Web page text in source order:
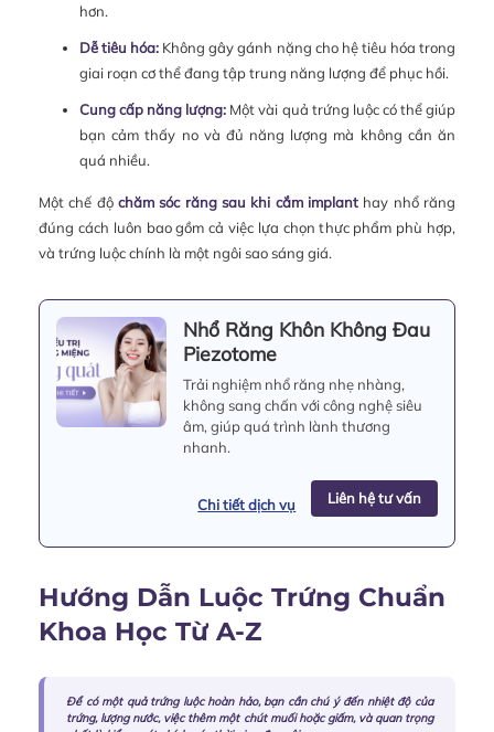
hơn.
Dễ tiêu hóa: Không gây gánh nặng cho hệ tiêu hóa trong
giai roạn cơ thể đang tập trung năng lượng để phục hồi.
Cung cấp năng lượng: Một vài quả trứng luộc có thể giúp
bạn cảm thấy no và đủ năng lượng mà không cần ăn
quá nhiều.
Một chế độ chăm sóc răng sau khi cắm implant hay nhổ răng
đúng cách luôn bao gồm cả việc lựa chọn thực phẩm phù hợp,
và trứng luộc chính là một ngôi sao sáng giá.
Nhổ Răng Khôn Không Đau
Piezotome
Trải nghiệm nhổ răng nhẹ nhàng,
không sang chấn với công nghệ siêu
âm, giúp quá trình lành thương
nhanh.
Chi tiết dịch vụ Liên hệ tư vấn
Hướng Dẫn Luộc Trứng Chuẩn
Khoa Học Từ A-Z
Để có một quả trứng luộc hoàn hảo, bạn cần chú ý đến nhiệt độ của
trứng, lượng nước, việc thêm một chút muối hoặc giấm, và quan trọng